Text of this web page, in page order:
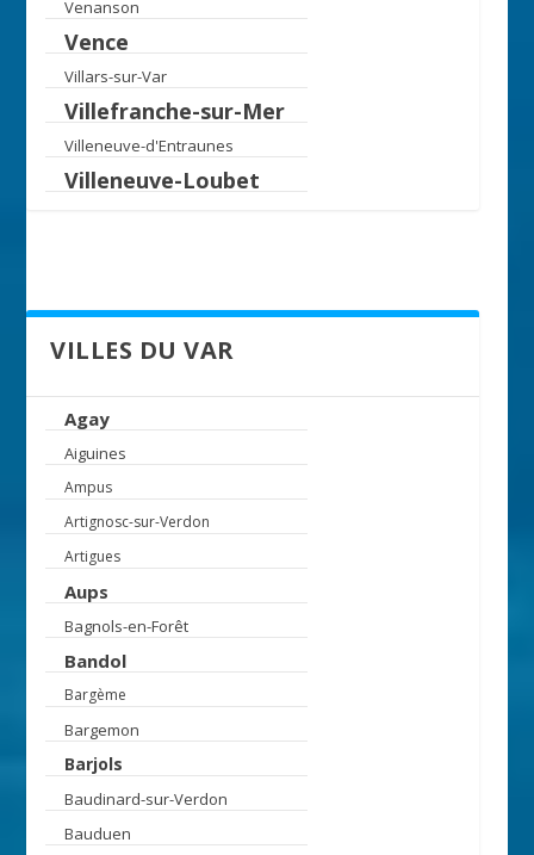
Venanson
Vence
Villars-sur-Var
Villefranche-sur-Mer
Villeneuve-d'Entraunes
Villeneuve-Loubet
VILLES DU VAR
Agay
Aiguines
Ampus
Artignosc-sur-Verdon
Artigues
Aups
Bagnols-en-Forêt
Bandol
Bargème
Bargemon
Barjols
Baudinard-sur-Verdon
Bauduen